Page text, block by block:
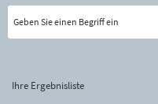
Ihre Ergebnisliste